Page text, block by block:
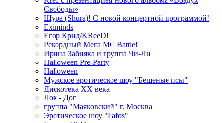
Свободы»
Шура (Shura)! С новой концертной программой!
Eximinds
Егор Крид/KReeD!
Рекордный Мега МС Battle!
Ирина Забияка и группа Чи-Ли
Halloween Pre-Party
Halloween
Мужское эротическое шоу "Бешеные псы"
Дискотека ХХ века
Лок - Дог
группа "Маяковский" г. Москва
Эротическое шоу "Pafos"